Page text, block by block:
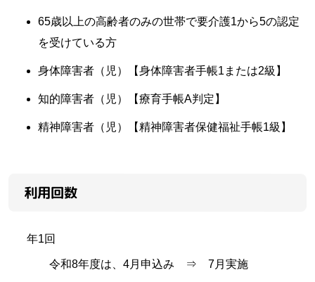
65歳以上の高齢者のみの世帯で要介護1から5の認定
を受けている方
身体障害者（児）【身体障害者手帳1または2級】
知的障害者（児）【療育手帳A判定】
精神障害者（児）【精神障害者保健福祉手帳1級】
利用回数
年1回
令和8年度は、4月申込み ⇒ 7月実施